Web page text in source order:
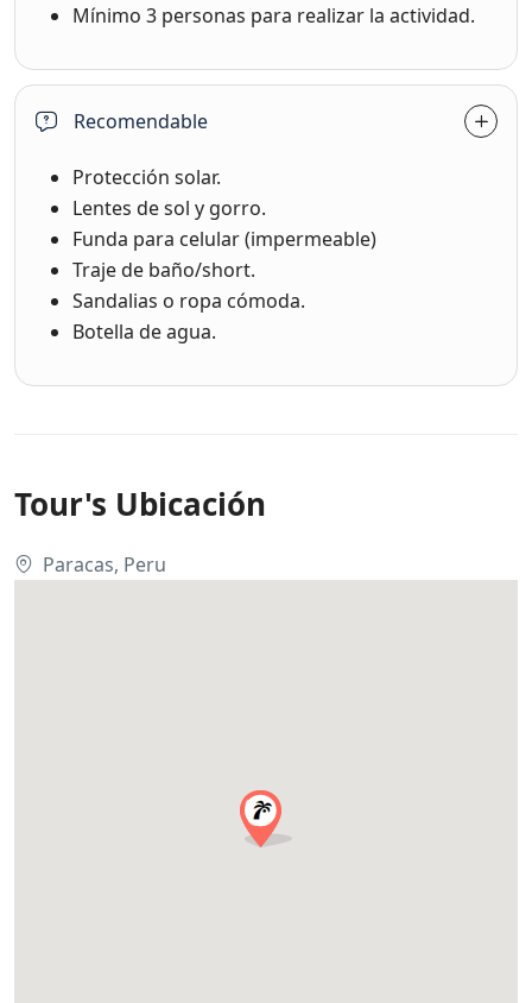
Mínimo 3 personas para realizar la actividad.
Recomendable
Protección solar.
Lentes de sol y gorro.
Funda para celular (impermeable)
Traje de baño/short.
Sandalias o ropa cómoda.
Botella de agua.
Tour's Ubicación
Paracas, Peru